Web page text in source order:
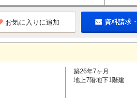
お気に入りに追加 資料請求
築26年7ヶ月
地上7階地下1階建